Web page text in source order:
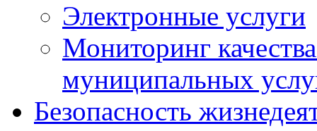
Электронные услуги
Мониторинг
муниципальных
Безопасность